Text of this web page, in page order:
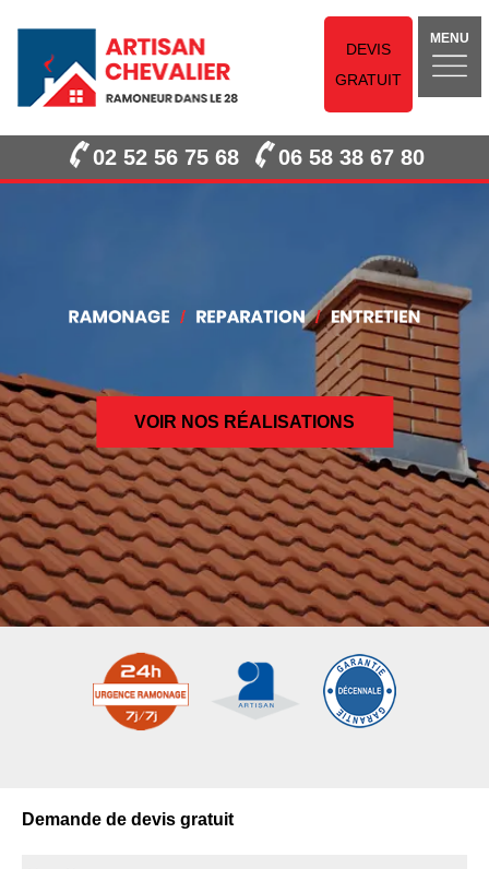
DEVIS
GRATUIT
MENU
02 52 56 75 68 06 58 38 67 80
VOIR NOS RÉALISATIONS
Demande de devis gratuit